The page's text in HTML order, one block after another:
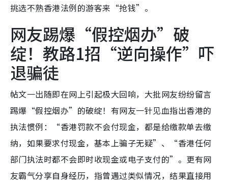
挑选不熟香港法例的游客来“抢钱”。
网友踢爆“假控烟办”破
绽！教路1招“逆向操作”吓
退骗徒
帖文一出随即在网上引起极大回响，大批网友纷纷留言
踢爆“假控烟办”的破绽！有网友一针见血指出香港的
执法惯例：“香港罚款不会付现金，都是给缴款单去缴
纳，如果要求付现金，基本上骗子无疑”、“香港任何
部门执法时都不会即时收现金或电子支付的”。更有网
友霸气分享自身经历，指曾遇过类似情况，结果直接用